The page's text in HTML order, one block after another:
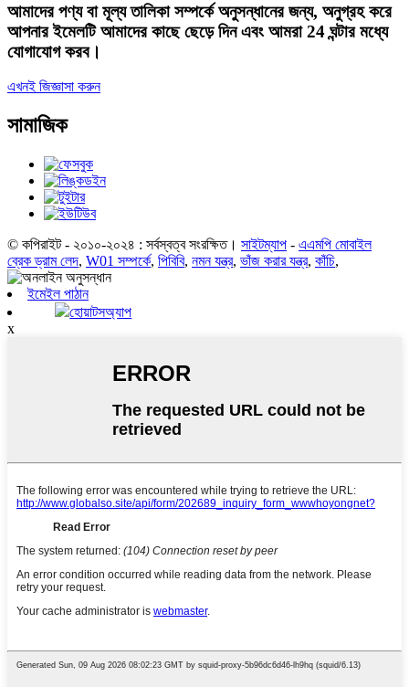
আমাদের পণ্য বা মূল্য তালিকা সম্পর্কে অনুসন্ধানের জন্য, অনুগ্রহ করে
আপনার ইমেলটি আমাদের কাছে ছেড়ে দিন এবং আমরা 24 ঘন্টার মধ্যে
যোগাযোগ করব।
এখনই জিজ্ঞাসা করুন
সামাজিক
© কপিরাইট - ২০১০-২০২৪ : সর্বস্বত্ব সংরক্ষিত। সাইটম্যাপ - এএমপি মোবাইল
ব্রেক ড্রাম লেদ, W01 সম্পর্কে, পিবিবি, নমন যন্ত্র, ভাঁজ করার যন্ত্র, কাঁচি,
ইমেইল পাঠান
হোয়াটসঅ্যাপ
x